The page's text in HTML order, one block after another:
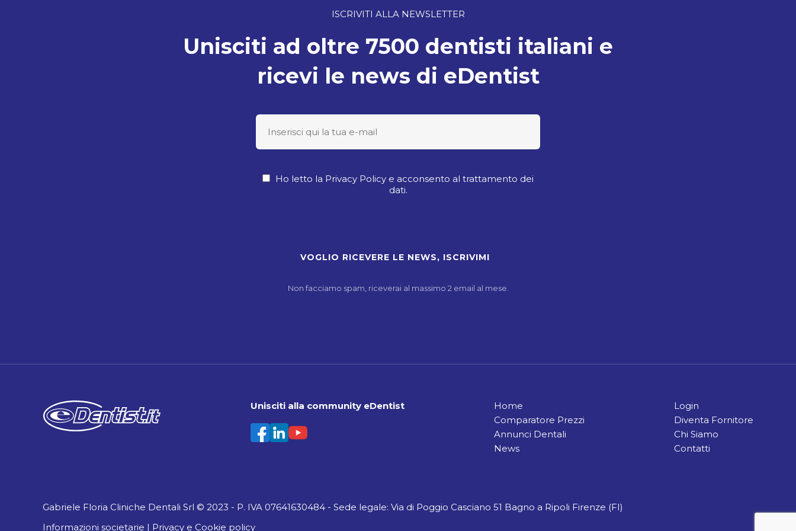
ISCRIVITI ALLA NEWSLETTER
Unisciti ad oltre 7500 dentisti italiani e
ricevi le news di eDentist
Ho letto la Privacy Policy e acconsento al trattamento dei
dati.
Non facciamo spam, riceverai al massimo 2 email al mese.
Unisciti alla community eDentist
Home
Comparatore Prezzi
Annunci Dentali
News
Login
Diventa Fornitore
Chi Siamo
Contatti
Gabriele Floria Cliniche Dentali Srl © 2023 - P. IVA 07641630484 - Sede legale: Via di Poggio Casciano 51 Bagno a Ripoli Firenze (FI)
Informazioni societarie | Privacy e Cookie policy